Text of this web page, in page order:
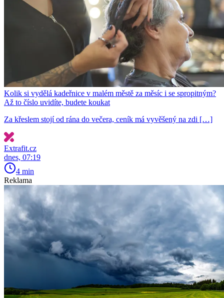
Kolik si vydělá kadeřnice v malém městě za měsíc i se spropitným?
Až to číslo uvidíte, budete koukat
Za křeslem stojí od rána do večera, ceník má vyvěšený na zdi […]
Extrafit.cz
dnes, 07:19
4 min
Reklama